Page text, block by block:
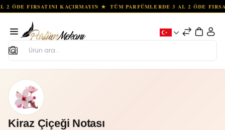
Ara
Kiraz Çiçeği Notası